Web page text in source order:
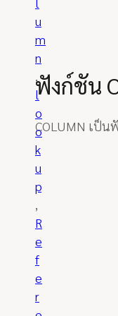
u
m
n
,
l
o
o
k
u
p
R
e
f
e
r
ฟังก์ชัน
COLUMN เป็